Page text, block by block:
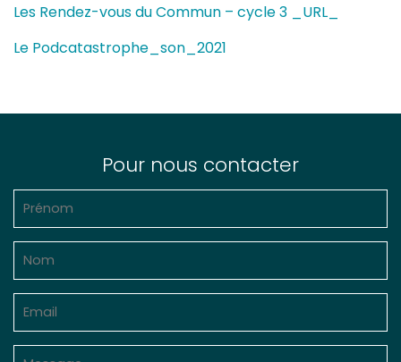
Les Rendez-vous du Commun – cycle 3 _URL_
Le Podcatastrophe_son_2021
Pour nous contacter